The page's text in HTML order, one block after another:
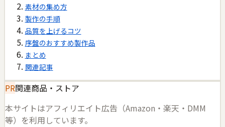
素材の集め方
製作の手順
品質を上げるコツ
序盤のおすすめ製作品
まとめ
関連記事
PR関連商品・ストア
本サイトはアフィリエイト広告（Amazon・楽天・DMM
等）を利用しています。